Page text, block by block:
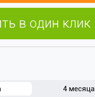
в один клик
4 месяца